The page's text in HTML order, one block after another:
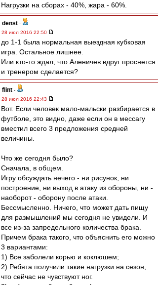
Нагрузки на сборах - 40%, жара - 60%.
denst -
28 июл 2016 22:50
до 1-1 была нормальная выездная кубковая
игра. Остальное лишнее.
Или кто-то ждал, что Аленичев вдруг проснется
и тренером сделается?
flint -
28 июл 2016 22:43
Вот. Если человек мало-мальски разбирается в
футболе, это видно, даже если он в мессагу
вместил всего 3 предложения средней
величины.
Что же сегодня было?
Сначала, в общем.
Игру обсуждать нечего - ни рисунок, ни
построение, ни выход в атаку из обороны, ни -
наоборот - оборону после атаки.
Бессмысленно. Ничего, что может дать пищу
для размышлений мы сегодня не увидели. И
все из-за запредельного количества брака.
Причем брака такого, что объяснить его можно
3 вариантами:
1) Все заболели корью и коклюшем;
2) Ребята получили такие нагрузки на сезон,
что сейчас не чувствуют ног.